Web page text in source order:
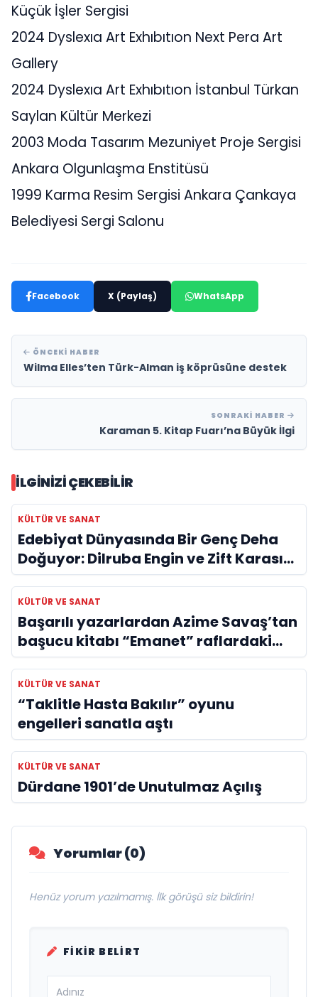
Küçük İşler Sergisi
2024 Dyslexıa Art Exhıbıtıon Next Pera Art
Gallery
2024 Dyslexıa Art Exhıbıtıon İstanbul Türkan
Saylan Kültür Merkezi
2003 Moda Tasarım Mezuniyet Proje Sergisi
Ankara Olgunlaşma Enstitüsü
1999 Karma Resim Sergisi Ankara Çankaya
Belediyesi Sergi Salonu
Facebook X (Paylaş) WhatsApp
ÖNCEKI HABER
Wilma Elles’ten Türk-Alman iş köprüsüne destek
SONRAKI HABER
Karaman 5. Kitap Fuarı’na Büyük İlgi
İLGINIZI ÇEKEBILIR
KÜLTÜR VE SANAT
Edebiyat Dünyasında Bir Genç Deha
Doğuyor: Dilruba Engin ve Zift Karası
Evreni ‘AVENOİR’
KÜLTÜR VE SANAT
Başarılı yazarlardan Azime Savaş’tan
başucu kitabı “Emanet” raflardaki
yerini aldı
KÜLTÜR VE SANAT
“Taklitle Hasta Bakılır” oyunu
engelleri sanatla aştı
KÜLTÜR VE SANAT
Dürdane 1901’de Unutulmaz Açılış
Yorumlar (0)
Henüz yorum yazılmamış. İlk görüşü siz bildirin!
FIKIR BELIRT